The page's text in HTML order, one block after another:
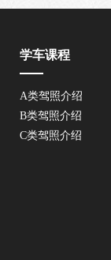
学车课程
A类驾照介绍
B类驾照介绍
C类驾照介绍